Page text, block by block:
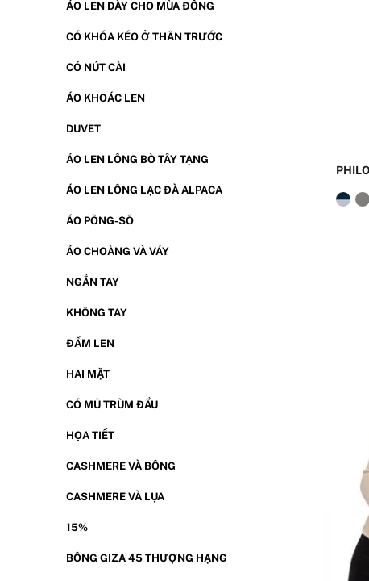
ÁO LEN DÀY CHO MÙA ĐÔNG
CÓ KHÓA KÉO Ở THÂN TRƯỚC
CÓ NÚT CÀI
ÁO KHOÁC LEN
DUVET
ÁO LEN LÔNG BÒ TÂY TẠNG
ÁO LEN LÔNG LẠC ĐÀ ALPACA
ÁO PÔNG-SÔ
ÁO CHOÀNG VÀ VÁY
NGẮN TAY
KHÔNG TAY
ĐẦM LEN
HAI MẶT
CÓ MŨ TRÙM ĐẦU
HỌA TIẾT
CASHMERE VÀ BÔNG
CASHMERE VÀ LỤA
15%
BÔNG GIZA 45 THƯỢNG HẠNG